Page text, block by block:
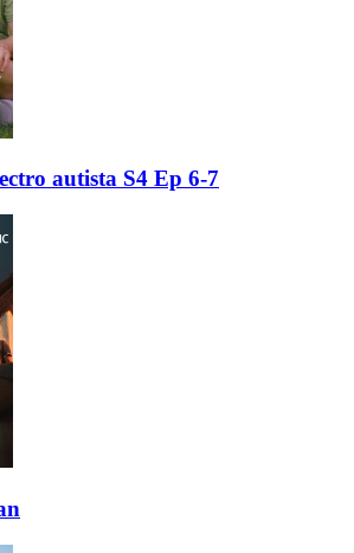
autista S4 Ep 6-7